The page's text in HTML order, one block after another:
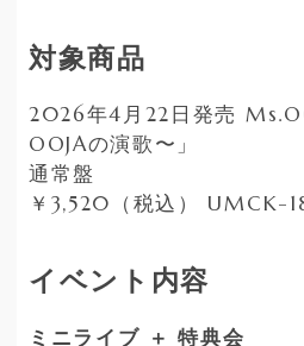
対象商品
2026年4月22日発売
OOJAの演歌〜」
通常盤
￥3,520（税込） UMCK-
イベント内容
ミニライブ ＋ 特典会